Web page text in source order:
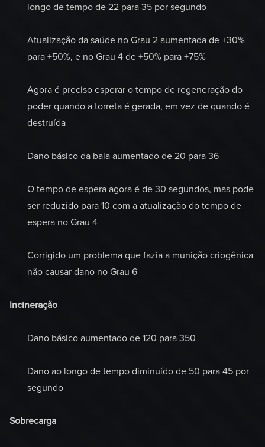
longo de tempo de 22 para 35 por segundo
Atualização da saúde no Grau 2 aumentada de +30%
para +50%, e no Grau 4 de +50% para +75%
Agora é preciso esperar o tempo de regeneração do
poder quando a torreta é gerada, em vez de quando é
destruída
Dano básico da bala aumentado de 20 para 36
O tempo de espera agora é de 30 segundos, mas pode
ser reduzido para 10 com a atualização do tempo de
espera no Grau 4
Corrigido um problema que fazia a munição criogênica
não causar dano no Grau 6
Incineração
Dano básico aumentado de 120 para 350
Dano ao longo de tempo diminuído de 50 para 45 por
segundo
Sobrecarga